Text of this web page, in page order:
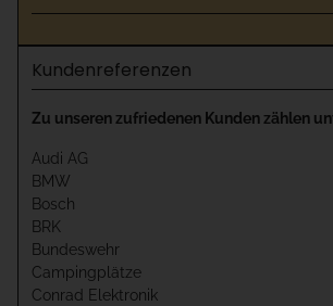
Kundenreferenzen
Zu unseren zufriedenen Kunden zählen
Audi AG
BMW
Bosch
BRK
Bundeswehr
Campingplätze
Conrad Elektronik